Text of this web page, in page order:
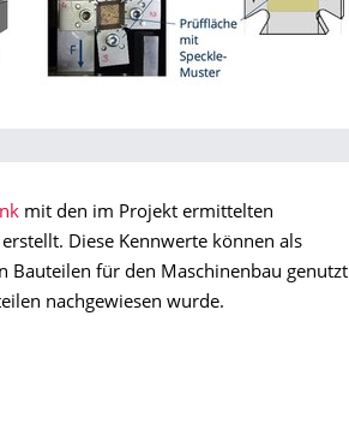
mit den im Projekt ermittelten
Diese Kennwerte können als
Bauteilen für den Maschinenbau genutzt
nachgewiesen wurde.